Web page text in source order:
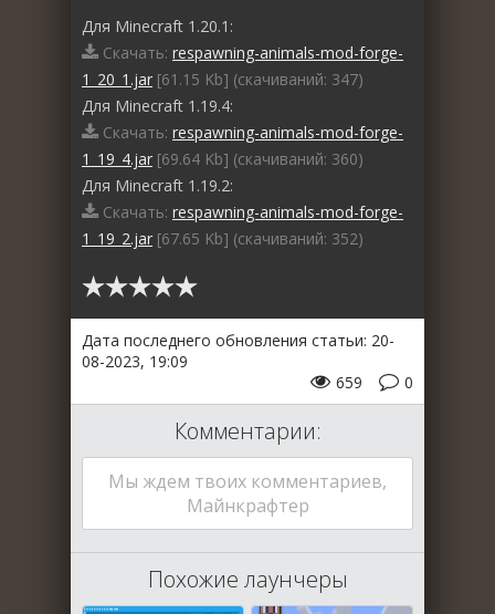
Для Minecraft 1.20.1:
Скачать: respawning-animals-mod-forge-
1_20_1.jar [61.15 Kb] (cкачиваний: 347)
Для Minecraft 1.19.4:
Скачать: respawning-animals-mod-forge-
1_19_4.jar [69.64 Kb] (cкачиваний: 360)
Для Minecraft 1.19.2:
Скачать: respawning-animals-mod-forge-
1_19_2.jar [67.65 Kb] (cкачиваний: 352)
Дата последнего обновления статьи: 20-
08-2023, 19:09
0
659
Комментарии:
Мы ждем твоих комментариев,
Майнкрафтер
Похожие лаунчеры